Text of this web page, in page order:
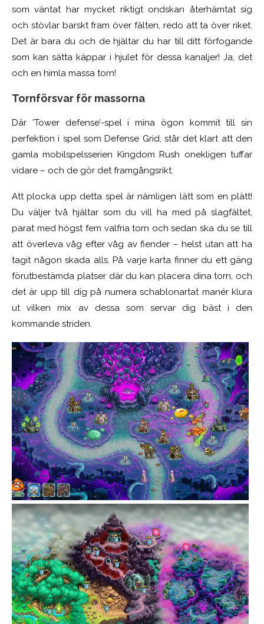
som väntat har mycket riktigt ondskan återhämtat sig
och stövlar barskt fram över fälten, redo att ta över riket.
Det är bara du och de hjältar du har till ditt förfogande
som kan sätta käppar i hjulet för dessa kanaljer! Ja, det
och en himla massa torn!
Tornförsvar för massorna
Där ’Tower defense’-spel i mina ögon kommit till sin
perfektion i spel som Defense Grid, står det klart att den
gamla mobilspelsserien Kingdom Rush onekligen tuffar
vidare – och de gör det framgångsrikt.
Att plocka upp detta spel är nämligen lätt som en plätt!
Du väljer två hjältar som du vill ha med på slagfältet,
parat med högst fem valfria torn och sedan ska du se till
att överleva våg efter våg av fiender – helst utan att ha
tagit någon skada alls. På varje karta finner du ett gäng
förutbestämda platser där du kan placera dina torn, och
det är upp till dig på numera schablonartat manér klura
ut vilken mix av dessa som servar dig bäst i den
kommande striden.